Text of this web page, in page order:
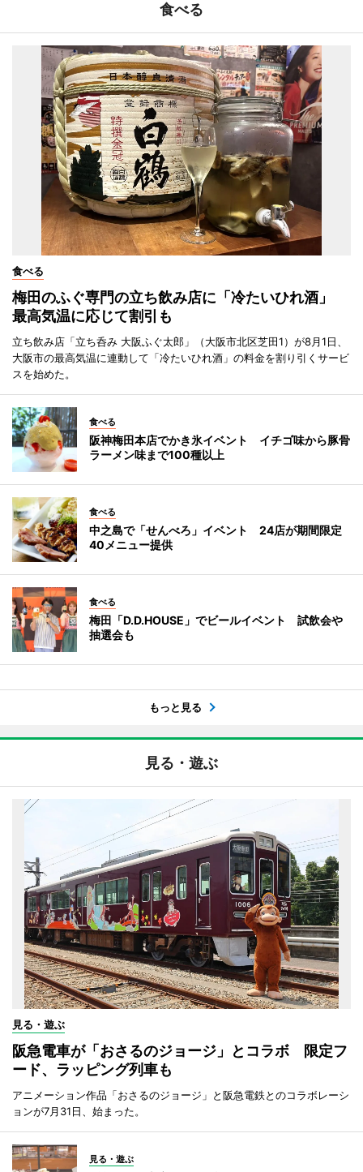
食べる
食べる
梅田のふぐ専門の立ち飲み店に「冷たいひれ酒」
最高気温に応じて割引も
立ち飲み店「立ち呑み 大阪ふぐ太郎」（大阪市北区芝田1）が8月1日、
大阪市の最高気温に連動して「冷たいひれ酒」の料金を割り引くサービ
スを始めた。
食べる
阪神梅田本店でかき氷イベント イチゴ味から豚骨
ラーメン味まで100種以上
食べる
中之島で「せんべろ」イベント 24店が期間限定
40メニュー提供
食べる
梅田「D.D.HOUSE」でビールイベント 試飲会や
抽選会も
もっと見る
見る・遊ぶ
見る・遊ぶ
阪急電車が「おさるのジョージ」とコラボ 限定フ
ード、ラッピング列車も
アニメーション作品「おさるのジョージ」と阪急電鉄とのコラボレーシ
ョンが7月31日、始まった。
見る・遊ぶ